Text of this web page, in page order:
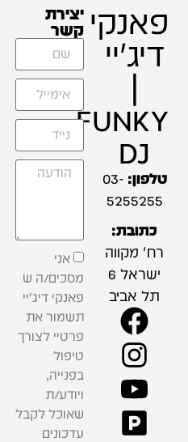
פאנקי
דיג'יי
|
FUNKY
DJ
טלפון: 03-
5255255
כתובת:
רח' מקווה
ישראל 6
תל אביב
יצירת
קשר
אני
מסכים/ה ש
פאנקי דיג'יי
תשמור את
פרטיי לצורך
טיפול
בפנייה,
ויודע/ת
שאוכל לקבל
עדכונים